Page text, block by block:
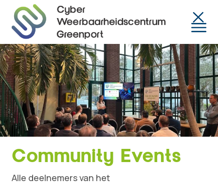
Community Events
Alle deelnemers van het